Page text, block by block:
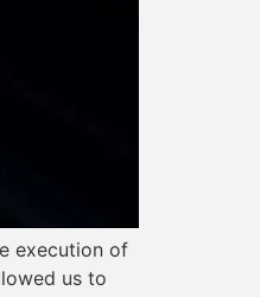
execution of
us to